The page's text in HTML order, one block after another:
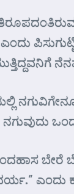
ನಗುವಿಗೇನೂ
ಬೇರೆ
ಎಂದು